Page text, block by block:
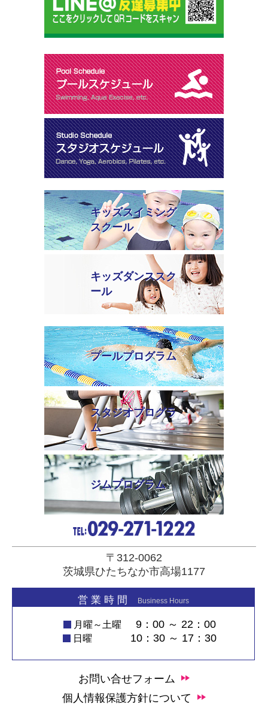
キッズスイミング
スクール
キッズダンススク
ール
プールプログラム
スタジオプログラ
ム
ジムプログラム
〒312-0062
茨城県ひたちなか市高場1177
営 業 時 間 Business Hours
月曜～土曜 9：00 ～ 22：00
日曜 10：30 ～ 17：30
お問い合せフォーム
個人情報保護方針について